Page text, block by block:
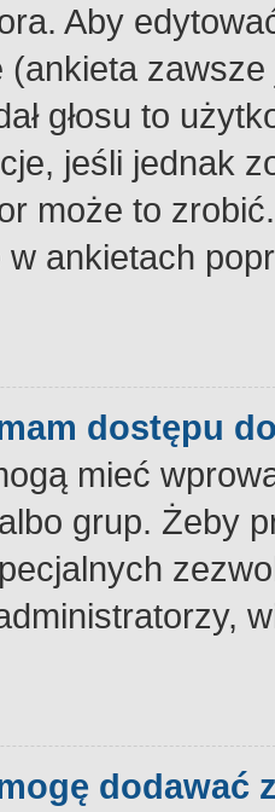
Aby
(ankieta
głosu to
jeśli jednak
może to
ankietach
dostępu
mieć
grup. Żeby
dodawać